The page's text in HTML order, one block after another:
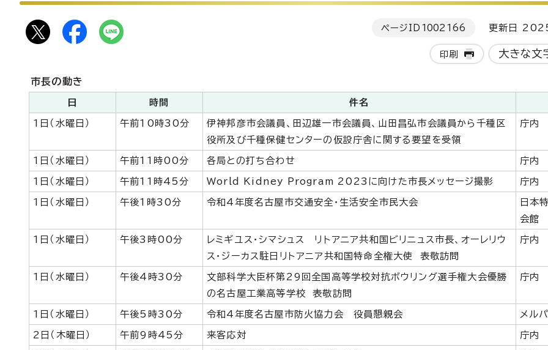
ページID 1002166 更新日
印刷 大きな文
市長の動き
日 時間 件名
1日（水曜日） 午前10時30分
伊神邦彦市会議員、田辺雄一市会議員、山田昌弘市会議員から千種区
役所及び千種保健センターの仮設庁舎に関する要望を受領
庁内
1日（水曜日） 午前11時00分 各局との打ち合わせ 庁内
1日（水曜日） 午前11時45分 World Kidney Program 2023に向けた市長メッセージ撮影 庁内
1日（水曜日） 午後1時30分 令和4年度名古屋市交通安全・生活安全市民大会
日本
会館
1日（水曜日） 午後3時00分
レミギユス・シマシュス リトアニア共和国ビリニュス市長、オーレリウ
ス・ジーカス駐日リトアニア共和国特命全権大使 表敬訪問
庁内
1日（水曜日） 午後4時30分
文部科学大臣杯第29回全国高等学校対抗ボウリング選手権大会優勝
の名古屋工業高等学校 表敬訪問
庁内
1日（水曜日） 午後5時30分 令和4年度名古屋市防火協力会 役員懇親会 メル
2日（木曜日） 午前9時45分 来客応対 庁内